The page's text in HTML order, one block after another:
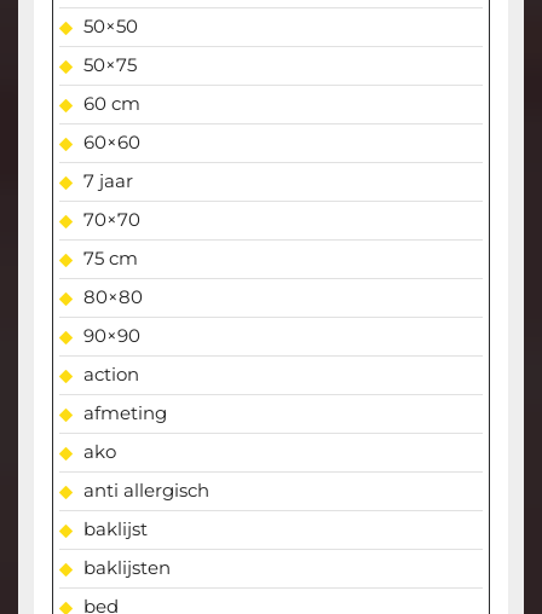
50×50
50×75
60 cm
60×60
7 jaar
70×70
75 cm
80×80
90×90
action
afmeting
ako
anti allergisch
baklijst
baklijsten
bed